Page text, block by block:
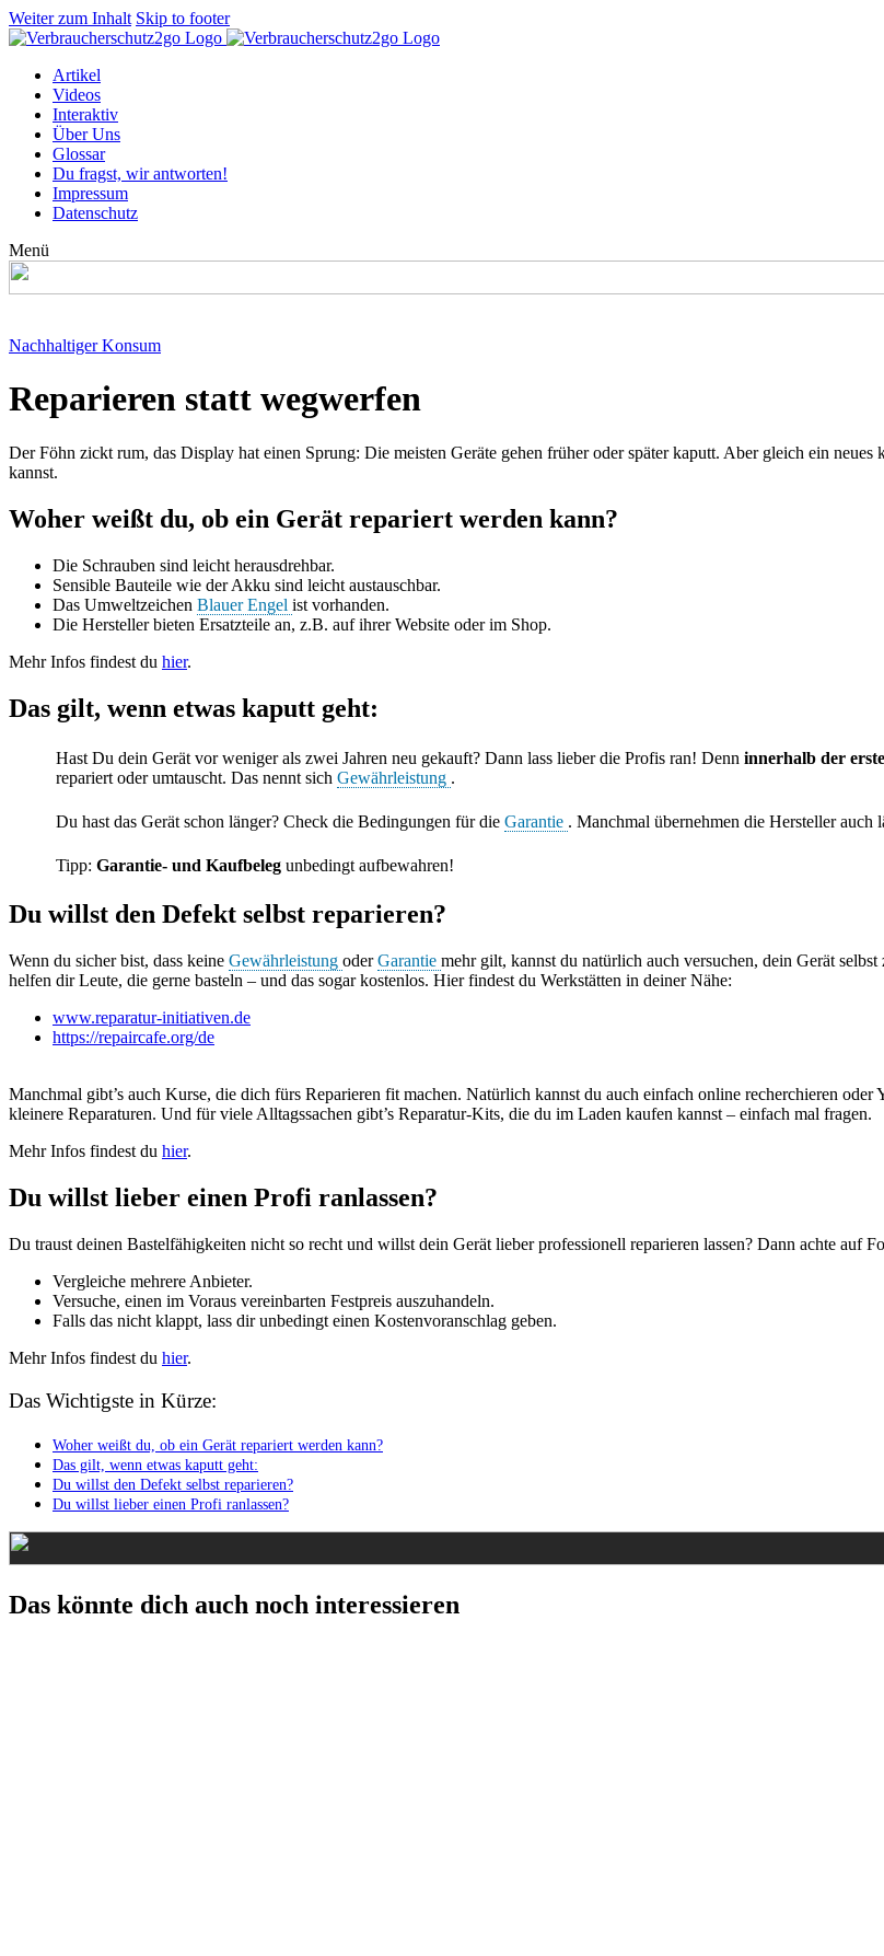
Weiter zum Inhalt Skip to footer
Artikel
Videos
Interaktiv
Über Uns
Glossar
Du fragst, wir antworten!
Impressum
Datenschutz
Menü
Nachhaltiger Konsum
Reparieren statt wegwerfen
Der Föhn zickt rum, das Display hat einen Sprung: Die meisten Geräte gehen früher oder später kaputt. Aber gleich ein
kannst.
Woher weißt du, ob ein Gerät repariert werden kann?
Die Schrauben sind leicht herausdrehbar.
Sensible Bauteile wie der Akku sind leicht austauschbar.
Das Umweltzeichen Blauer Engel ist vorhanden.
Die Hersteller bieten Ersatzteile an, z.B. auf ihrer Website oder im Shop.
Mehr Infos findest du hier.
Das gilt, wenn etwas kaputt geht:
Hast Du dein Gerät vor weniger als zwei Jahren neu gekauft? Dann lass lieber die Profis ran! Denn innerhalb der
repariert oder umtauscht. Das nennt sich Gewährleistung .
Du hast das Gerät schon länger? Check die Bedingungen für die Garantie . Manchmal übernehmen die Hersteller auch
Tipp: Garantie- und Kaufbeleg unbedingt aufbewahren!
Du willst den Defekt selbst reparieren?
Wenn du sicher bist, dass keine Gewährleistung oderGarantie mehr gilt, kannst du natürlich auch versuchen, dein Gerät
helfen dir Leute, die gerne basteln – und das sogar kostenlos. Hier findest du Werkstätten in deiner Nähe:
www.reparatur-initiativen.de
https://repaircafe.org/de
Manchmal gibt’s auch Kurse, die dich fürs Reparieren fit machen. Natürlich kannst du auch einfach online recherchieren
kleinere Reparaturen. Und für viele Alltagssachen gibt’s Reparatur-Kits, die du im Laden kaufen kannst – einfach mal fragen.
Mehr Infos findest du hier.
Du willst lieber einen Profi ranlassen?
Du traust deinen Bastelfähigkeiten nicht so recht und willst dein Gerät lieber professionell reparieren lassen? Dann achte auf
Vergleiche mehrere Anbieter.
Versuche, einen im Voraus vereinbarten Festpreis auszuhandeln.
Falls das nicht klappt, lass dir unbedingt einen Kostenvoranschlag geben.
Mehr Infos findest du hier.
Das Wichtigste in Kürze:
Woher weißt du, ob ein Gerät repariert werden kann?
Das gilt, wenn etwas kaputt geht:
Du willst den Defekt selbst reparieren?
Du willst lieber einen Profi ranlassen?
Das könnte dich auch noch interessieren